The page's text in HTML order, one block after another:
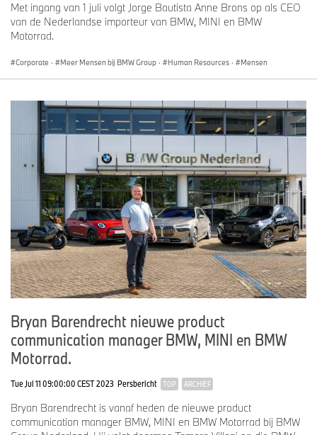
Met ingang van 1 juli volgt Jorge Bautista Anne Brons op als CEO
van de Nederlandse importeur van BMW, MINI en BMW
Motorrad.
Corporate · Meer Mensen bij BMW Group · Human Resources · Mensen
Bryan Barendrecht nieuwe product
communication manager BMW, MINI en BMW
Motorrad.
Tue Jul 11 09:00:00 CEST 2023 Persbericht TOP ARCHIEF
Bryan Barendrecht is vanaf heden de nieuwe product
communication manager BMW, MINI en BMW Motorrad bij BMW